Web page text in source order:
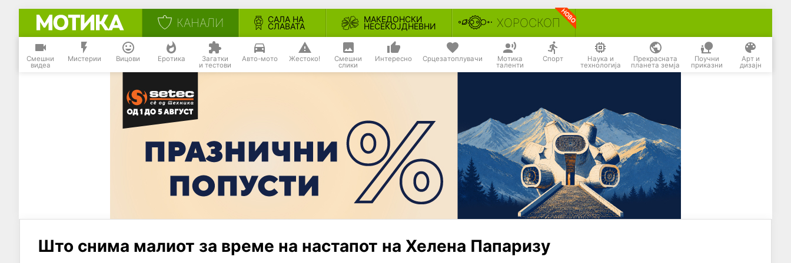
КАНАЛИ САЛА НА
СЛАВАТА
МАКЕДОНСКИ
НЕСЕКОЈДНЕВНИ ХОРОСКОП
Смешни
видеа
Мистерии Вицови Еротика Загатки
и тестови
Авто-мото Жестоко! Смешни
слики
Интересно Срцезатоплувачи Мотика
таленти
Спорт Наука и
технологија
Прекрасната
планета земја
Поучни
приказни
Арт и
дизајн
Што снима малиот за време на настапот на Хелена Папаризу